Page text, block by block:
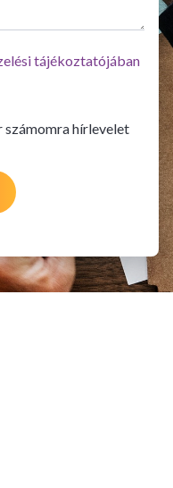
tájékoztatójában
számomra hírlevelet